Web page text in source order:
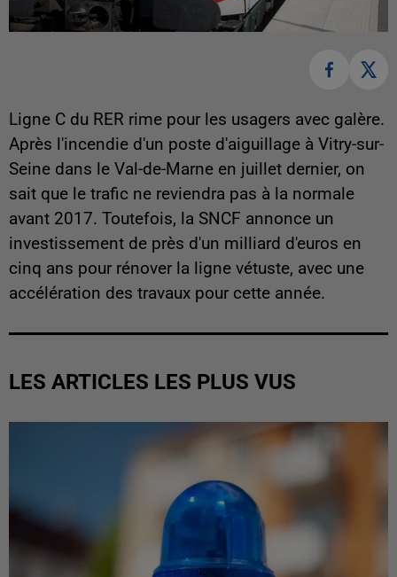
Ligne C du RER rime pour les usagers avec galère.
Après l'incendie d'un poste d'aiguillage à Vitry-sur-
Seine dans le Val-de-Marne en juillet dernier, on
sait que le trafic ne reviendra pas à la normale
avant 2017. Toutefois, la SNCF annonce un
investissement de près d'un milliard d'euros en
cinq ans pour rénover la ligne vétuste, avec une
accélération des travaux pour cette année.
LES ARTICLES LES PLUS VUS